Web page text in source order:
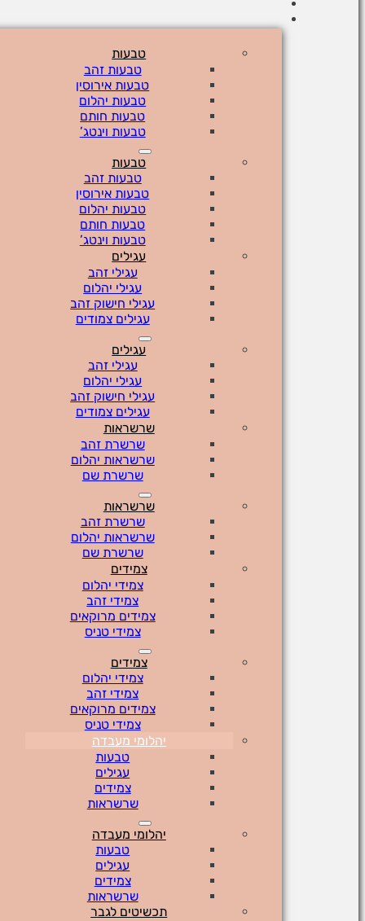
טבעות
טבעות זהב
טבעות אירוסין
טבעות יהלום
טבעות חותם
טבעות וינטג’
טבעות
טבעות זהב
טבעות אירוסין
טבעות יהלום
טבעות חותם
טבעות וינטג’
עגילים
עגילי זהב
עגילי יהלום
עגילי חישוק זהב
עגילים צמודים
עגילים
עגילי זהב
עגילי יהלום
עגילי חישוק זהב
עגילים צמודים
שרשראות
שרשרת זהב
שרשראות יהלום
שרשרת שם
שרשראות
שרשרת זהב
שרשראות יהלום
שרשרת שם
צמידים
צמידי יהלום
צמידי זהב
צמידים מרוקאים
צמידי טניס
צמידים
צמידי יהלום
צמידי זהב
צמידים מרוקאים
צמידי טניס
יהלומי מעבדה
טבעות
עגילים
צמידים
שרשראות
יהלומי מעבדה
טבעות
עגילים
צמידים
שרשראות
תכשיטים לגבר